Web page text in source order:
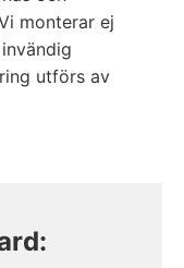
monterar ej
utförs av